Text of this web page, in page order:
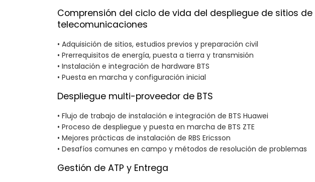
Comprensión del ciclo de vida del despliegue de sitios de
telecomunicaciones
• Adquisición de sitios, estudios previos y preparación civil
• Prerrequisitos de energía, puesta a tierra y transmisión
• Instalación e integración de hardware BTS
• Puesta en marcha y configuración inicial
Despliegue multi-proveedor de BTS
• Flujo de trabajo de instalación e integración de BTS Huawei
• Proceso de despliegue y puesta en marcha de BTS ZTE
• Mejores prácticas de instalación de RBS Ericsson
• Desafíos comunes en campo y métodos de resolución de problemas
Gestión de ATP y Entrega